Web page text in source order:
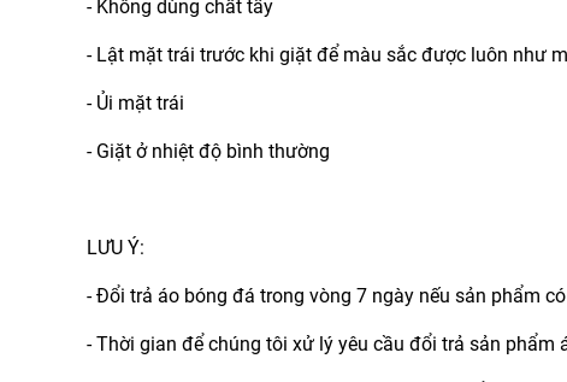
- Không dùng chất tẩy
- Lật mặt trái trước khi giặt để màu sắc được luôn như
- Ủi mặt trái
- Giặt ở nhiệt độ bình thường
LƯU Ý:
- Đổi trả áo bóng đá trong vòng 7 ngày nếu sản phẩm
- Thời gian để chúng tôi xử lý yêu cầu đổi trả sản